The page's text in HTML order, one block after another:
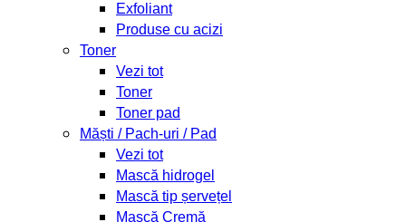
Exfoliant
Produse cu acizi
Toner
Vezi tot
Toner
Toner pad
Măști / Pach-uri / Pad
Vezi tot
Mască hidrogel
Mască tip șervețel
Mască Cremă